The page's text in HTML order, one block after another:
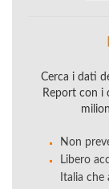
Cerca i dati
Report con i
Non
Libero
Italia che